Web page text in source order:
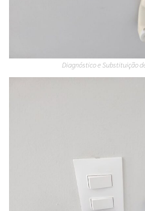
Diagnóstico e Substituição